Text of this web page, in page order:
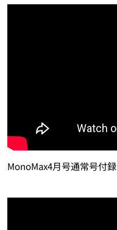
MonoMax4月号通常号付録